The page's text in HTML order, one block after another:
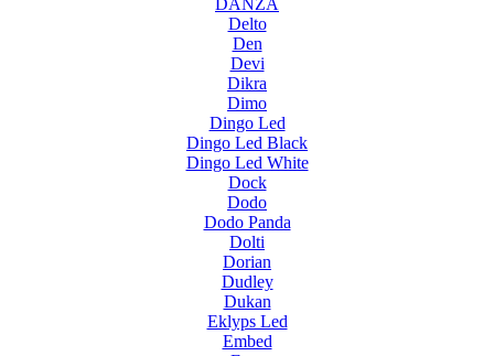
Delto
Den
Devi
Dikra
Dimo
Dingo Led
Dingo Led Black
Dingo Led White
Dock
Dodo
Dodo Panda
Dolti
Dorian
Dudley
Dukan
Eklyps Led
Embed